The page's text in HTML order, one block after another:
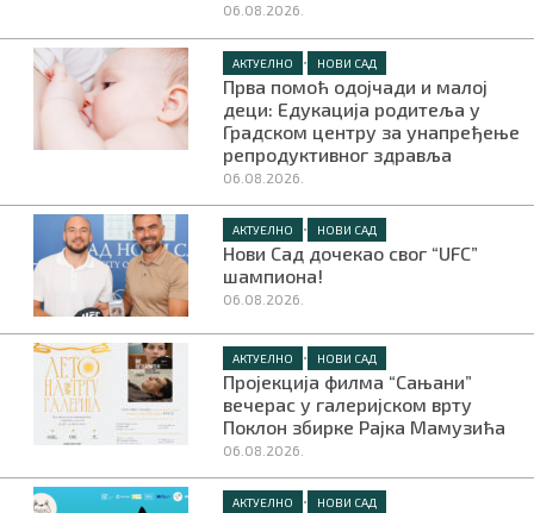
06.08.2026.
АКТУЕЛНО • НОВИ САД
Прва помоћ одојчади и малој
деци: Едукација родитеља у
Градском центру за унапређење
репродуктивног здравља
06.08.2026.
АКТУЕЛНО • НОВИ САД
Нови Сад дочекао свог “UFC”
шампиона!
06.08.2026.
АКТУЕЛНО • НОВИ САД
Пројекција филма “Сањани”
вечерас у галеријском врту
Поклон збирке Рајка Мамузића
06.08.2026.
АКТУЕЛНО • НОВИ САД